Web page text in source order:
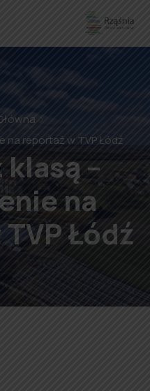
na reportaż w TVP Łódź
klasą –
na
Łódź